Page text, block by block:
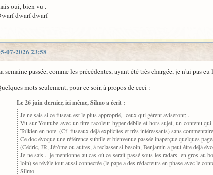
oui, bien vu .
dwarf dwarf
07-2026 23:58
semaine passée, comme les précédentes, ayant été très chargée, je n'ai pas
mots seulement, pour ce soir, à propos de ceci :
Le 26 juin dernier, ici même, Silmo a écrit :
Je ne sais si ce fuseau est le plus approprié, ceux qui gèrent aviseront;...
Vu sur Youtube avec un titre racoleur hyper débile et hors sujet, un contenu
Tolkien en note. (Cf. fuseaux déjà explicites et très intéressants) sans
Ce doc évoque une référence subtile et bienvenue passée inaperçue quelques
(Cédric, JR, Jérôme ou autres, à reclasser si besoin, Benjamin a peut-être déjà
Je ne sais... je mentionne au cas où ce serait passé sous les radars. en gros
loin) se révèle tout aussi connectée (le pape a des rédacteurs en phase avec le
Silmo